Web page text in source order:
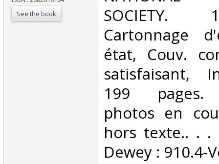
See the book
SOCIETY.
Cartonnage
état, Couv.
satisfaisant,
199 pages.
photos en
hors texte.. . .
Dewey : 910.4-